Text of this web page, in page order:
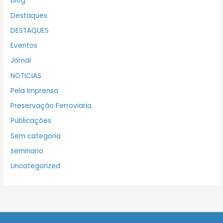
Destaques
DESTAQUES
Eventos
Jornal
NOTICIAS
Pela Imprensa
Preservação Ferroviaria
Publicações
Sem categoria
seminario
Uncategorized